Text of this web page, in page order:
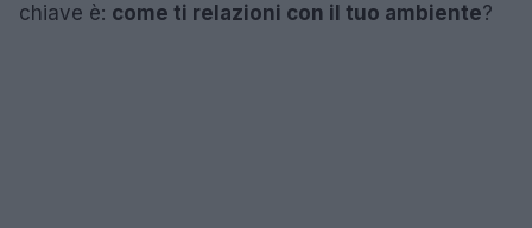
chiave è: come ti relazioni con il tuo ambiente?